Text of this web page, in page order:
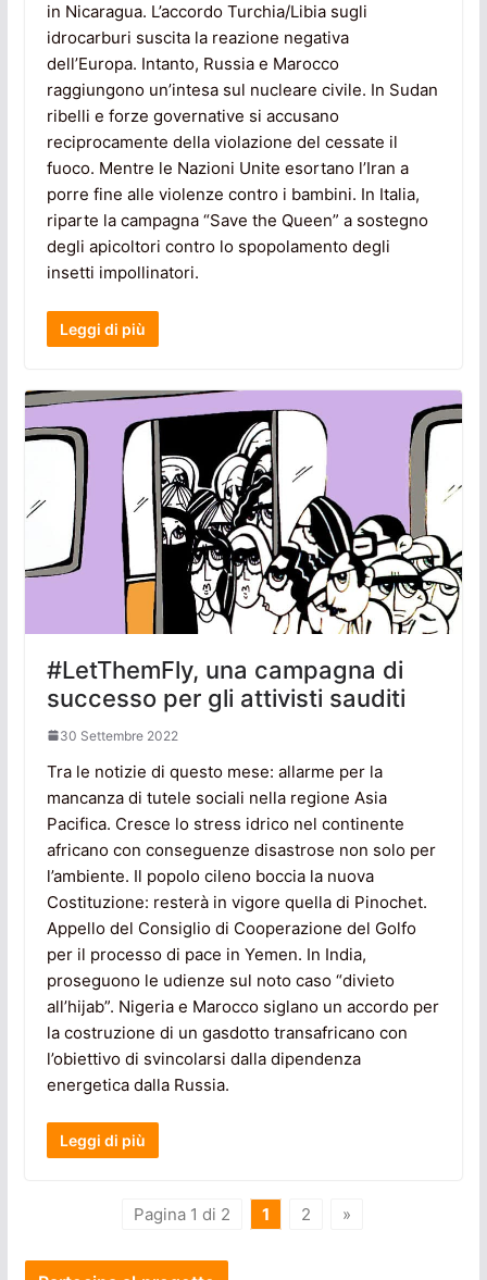
in Nicaragua. L’accordo Turchia/Libia sugli
idrocarburi suscita la reazione negativa
dell’Europa. Intanto, Russia e Marocco
raggiungono un’intesa sul nucleare civile. In Sudan
ribelli e forze governative si accusano
reciprocamente della violazione del cessate il
fuoco. Mentre le Nazioni Unite esortano l’Iran a
porre fine alle violenze contro i bambini. In Italia,
riparte la campagna “Save the Queen” a sostegno
degli apicoltori contro lo spopolamento degli
insetti impollinatori.
Leggi di più
#LetThemFly, una campagna di
successo per gli attivisti sauditi
30 Settembre 2022
Tra le notizie di questo mese: allarme per la
mancanza di tutele sociali nella regione Asia
Pacifica. Cresce lo stress idrico nel continente
africano con conseguenze disastrose non solo per
l’ambiente. Il popolo cileno boccia la nuova
Costituzione: resterà in vigore quella di Pinochet.
Appello del Consiglio di Cooperazione del Golfo
per il processo di pace in Yemen. In India,
proseguono le udienze sul noto caso “divieto
all’hijab”. Nigeria e Marocco siglano un accordo per
la costruzione di un gasdotto transafricano con
l’obiettivo di svincolarsi dalla dipendenza
energetica dalla Russia.
Leggi di più
Pagina 1 di 2 1 2 »